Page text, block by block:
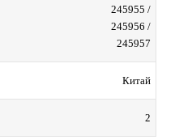
245955 /
245956 /
245957
Китай
2